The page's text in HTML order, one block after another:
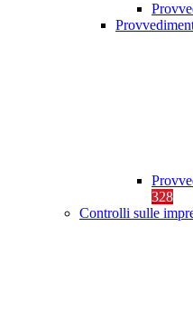
328
Controlli sulle